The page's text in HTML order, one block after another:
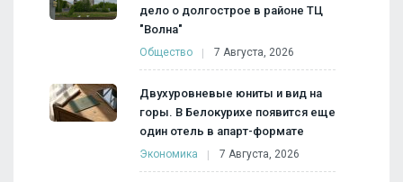
дело о долгострое в районе ТЦ
"Волна"
Общество 7 Августа, 2026
Двухуровневые юниты и вид на
горы. В Белокурихе появится еще
один отель в апарт-формате
Экономика 7 Августа, 2026